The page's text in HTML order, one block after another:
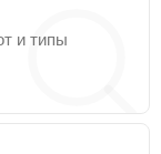
и типы